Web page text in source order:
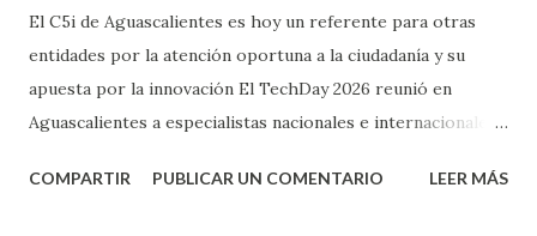
El C5i de Aguascalientes es hoy un referente para otras
entidades por la atención oportuna a la ciudadanía y su
apuesta por la innovación El TechDay 2026 reunió en
Aguascalientes a especialistas nacionales e internacionales
seguridad pública El Centro de Comando, Control,
COMPARTIR PUBLICAR UN COMENTARIO LEER MÁS